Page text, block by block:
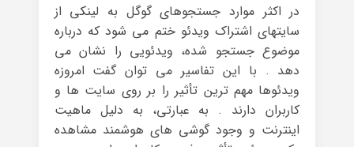
در اکثر موارد جستجوهای گوگل به لینکی از
سایتهای اشتراک ویدئو ختم می شود که درباره
موضوع جستجو شده، ویدئویی را نشان می
دهد . با این تفاسیر می توان گفت امروزه
ویدئوها مهم ترین تأثیر را بر روی سایت ها و
کاربران دارند . به عبارتی، به دلیل ماهیت
اینترنت و وجود گوشی های هوشمند مشاهده